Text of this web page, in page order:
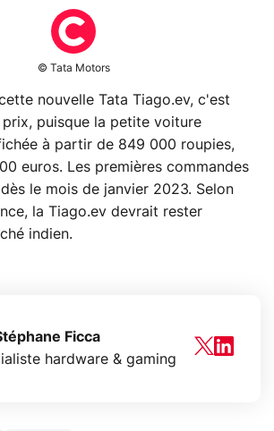
© Tata Motors
nouvelle Tata Tiago.ev, c'est
puisque la petite voiture
à partir de 849 000 roupies,
euros. Les premières commandes
le mois de janvier 2023. Selon
la Tiago.ev devrait rester
indien.
Ficca
hardware & gaming